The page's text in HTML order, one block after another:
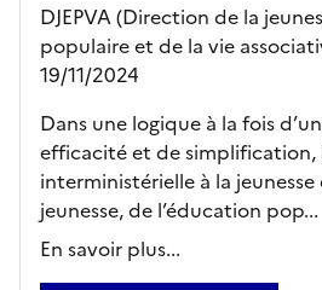
DJEPVA (Direction de la
populaire et de la vie
19/11/2024
Dans une logique à la fois
efficacité et de simplification,
interministérielle à la
jeunesse, de l’éducation pop...
En savoir plus...